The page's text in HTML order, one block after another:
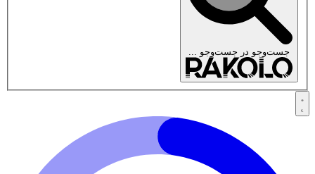
جست‌وجو در جست‌وجو ...